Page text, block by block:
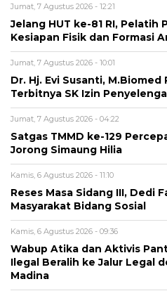
Jumat, 7 Agustus 2026 - 12:21
Jelang HUT ke-81 RI, Pelatih
Kesiapan Fisik dan Formasi
Jumat, 7 Agustus 2026 - 10:01
Dr. Hj. Evi Susanti,
Terbitnya SK Izin
Jumat, 7 Agustus 2026 - 04:22
Satgas TMMD ke-129
Jorong Simaung Hilia
Kamis, 6 Agustus 2026 - 11:10
Reses Masa Sidang III, Dedi
Masyarakat Bidang Sosial
Kamis, 6 Agustus 2026 - 09:36
Wabup Atika dan Aktivis
Ilegal Beralih ke Jalur Legal
Madina